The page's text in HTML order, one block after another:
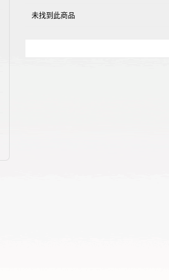
未找到此商品